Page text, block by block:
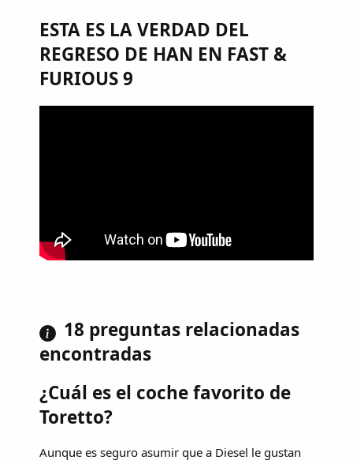
ESTA ES LA VERDAD DEL
REGRESO DE HAN EN FAST &
FURIOUS 9
18 preguntas relacionadas
encontradas
¿Cuál es el coche favorito de
Toretto?
Aunque es seguro asumir que a Diesel le gustan